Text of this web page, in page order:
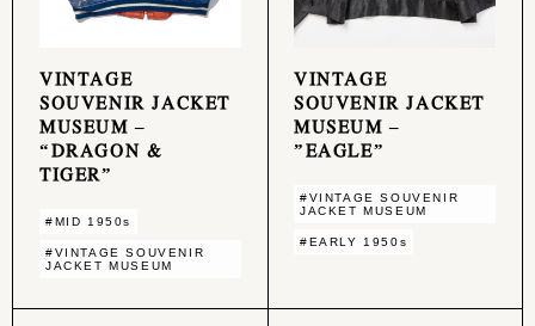
VINTAGE
SOUVENIR JACKET
MUSEUM –
“DRAGON &
TIGER”
#MID 1950s
#VINTAGE SOUVENIR
JACKET MUSEUM
VINTAGE
SOUVENIR JACKET
MUSEUM –
”EAGLE”
#VINTAGE SOUVENIR
JACKET MUSEUM
#EARLY 1950s